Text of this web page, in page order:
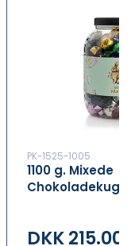
PK-1525-1005
1100 g. Mixede
DKK 215.00